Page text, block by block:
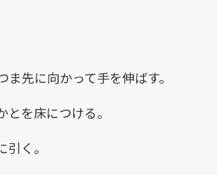
ま先に向かって手を伸ばす。
を床につける。
く。